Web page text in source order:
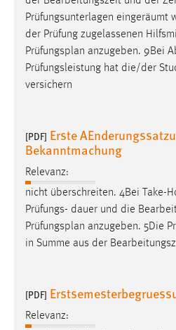
Prüfungsunterlagen eingeräumt
der Prüfung zugelassenen
Prüfungsplan anzugeben. 9Bei
Prüfungsleistung hat die/der
versichern
[PDF] Erste
Bekanntmachung
Relevanz:
nicht überschreiten. 4Bei Take-
Prüfungs- dauer und die
Prüfungsplan anzugeben. 5Die
in Summe aus der
[PDF]
Relevanz: